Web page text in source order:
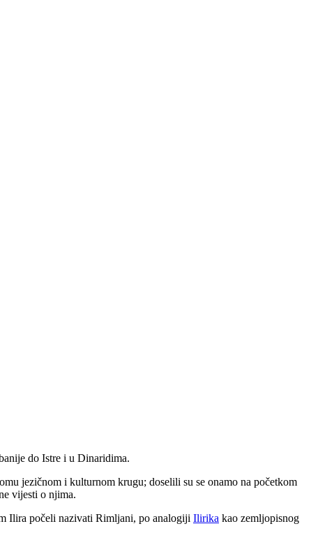
do Istre i u Dinaridima.
jezičnom i kulturnom krugu; doselili su se onamo na početkom
vijesti o njima.
Ilira počeli nazivati Rimljani, po analogiji Ilirika kao zemljopisnog